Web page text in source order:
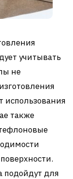
учитывать
не
использования
также
подойдут для